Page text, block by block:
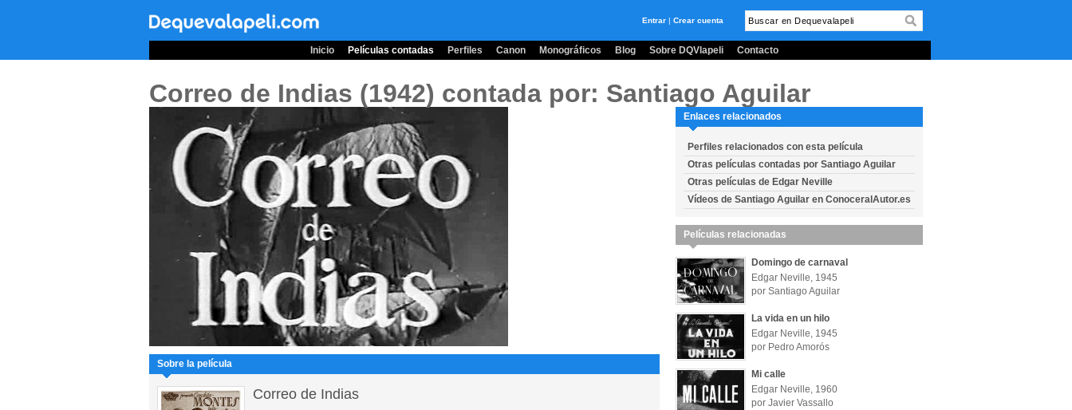
Entrar | Crear cuenta
Inicio Películas contadas Perfiles Canon Monográficos Blog Sobre DQVlapeli Contacto
Correo de Indias (1942) contada por: Santiago Aguilar
Sobre la película
Correo de Indias
Enlaces relacionados
Perfiles relacionados con esta película
Otras películas contadas por Santiago Aguilar
Otras películas de Edgar Neville
Vídeos de Santiago Aguilar en ConoceralAutor.es
Películas relacionadas
Domingo de carnaval
Edgar Neville, 1945
por Santiago Aguilar
La vida en un hilo
Edgar Neville, 1945
por Pedro Amorós
Mi calle
Edgar Neville, 1960
por Javier Vassallo